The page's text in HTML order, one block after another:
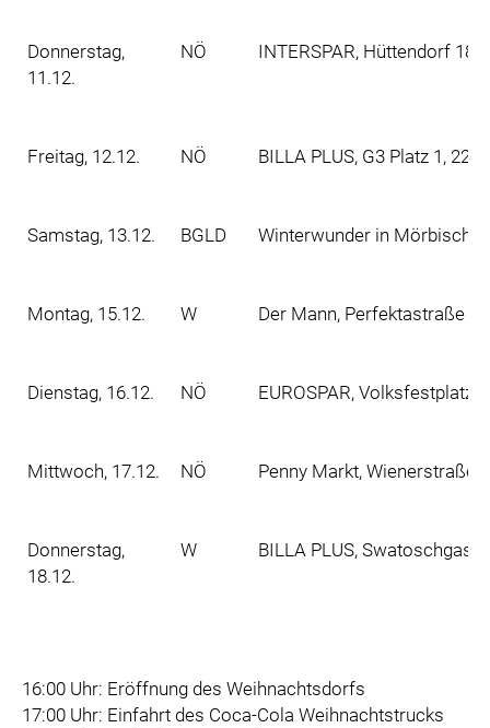
Donnerstag,
11.12.
NÖ INTERSPAR, Hüttendorf
Freitag, 12.12. NÖ BILLA PLUS, G3 Platz 1,
Samstag, 13.12. BGLD Winterwunder in Mörbisch
Montag, 15.12. W Der Mann, Perfektastraße
Dienstag, 16.12. NÖ EUROSPAR, Volksfestplatz
Mittwoch, 17.12. NÖ Penny Markt, Wienerstraße
Donnerstag,
18.12.
W BILLA PLUS,
16:00 Uhr: Eröffnung des Weihnachtsdorfs
17:00 Uhr: Einfahrt des Coca-Cola Weihnachtstrucks